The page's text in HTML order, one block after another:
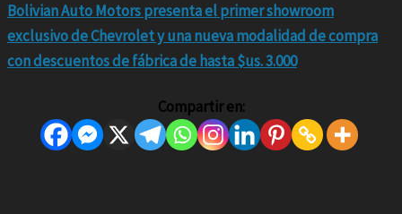
Bolivian Auto Motors presenta el primer showroom
exclusivo de Chevrolet y una nueva modalidad de compra
con descuentos de fábrica de hasta $us. 3.000
Compartir en: